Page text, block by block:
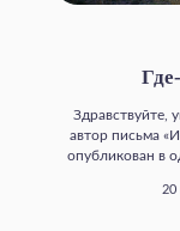
Здравствуйте,
автор письма
опубликован в
20